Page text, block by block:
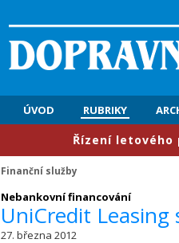
ÚVOD RUBRIKY
​Řízení letového
Finanční služby
Nebankovní financování
UniCredit
27. března 2012